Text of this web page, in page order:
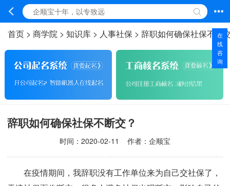
首页 > 商学院 > 知识库 > 人事社保 > 辞职如何确保社保不断
辞职如何确保社保不断交？
时间： 2020-02-11 作者：企顺宝
在疫情期间，我辞职没有工作单位来为自己交社保了，
在
线
咨
询